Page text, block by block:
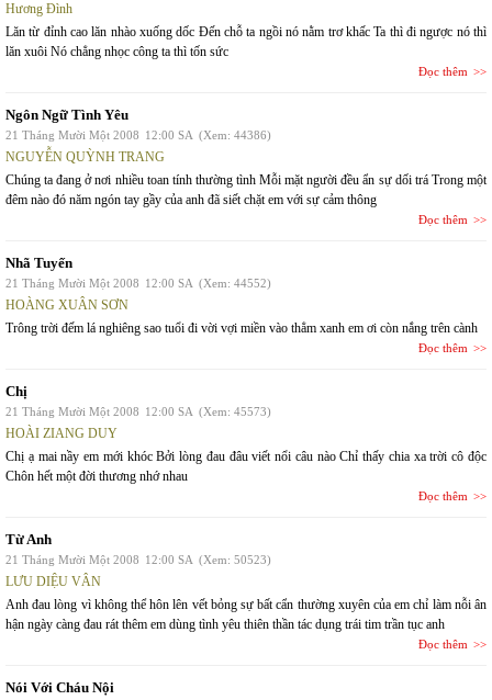
Hương Đình
Lăn từ đỉnh cao lăn nhào xuống dốc Đến chỗ ta ngồi nó nằm trơ khấc Ta thì đi ngược nó thì
lăn xuôi Nó chẳng nhọc công ta thì tốn sức
Đọc thêm
Ngôn Ngữ Tình Yêu
21 Tháng Mười Một 2008 12:00 SA (Xem: 44386)
NGUYỄN QUỲNH TRANG
Chúng ta đang ở nơi nhiều toan tính thường tình Mỗi mặt người đều ẩn sự dối trá Trong một
đêm nào đó năm ngón tay gầy của anh đã siết chặt em với sự cảm thông
Đọc thêm
Nhã Tuyến
21 Tháng Mười Một 2008 12:00 SA (Xem: 44552)
HOÀNG XUÂN SƠN
Trông trời đếm lá nghiêng sao tuổi đi vời vợi miền vào thẳm xanh em ơi còn nắng trên cành
Đọc thêm
Chị
21 Tháng Mười Một 2008 12:00 SA (Xem: 45573)
HOÀI ZIANG DUY
Chị ạ mai nầy em mới khóc Bởi lòng đau đâu viết nổi câu nào Chỉ thấy chia xa trời cô độc
Chôn hết một đời thương nhớ nhau
Đọc thêm
Từ Anh
21 Tháng Mười Một 2008 12:00 SA (Xem: 50523)
LƯU DIỆU VÂN
Anh đau lòng vì không thể hôn lên vết bỏng sự bất cẩn thường xuyên của em chỉ làm nỗi ân
hận ngày càng đau rát thêm em dùng tình yêu thiên thần tác dụng trái tim trần tục anh
Đọc thêm
Nói Với Cháu Nội